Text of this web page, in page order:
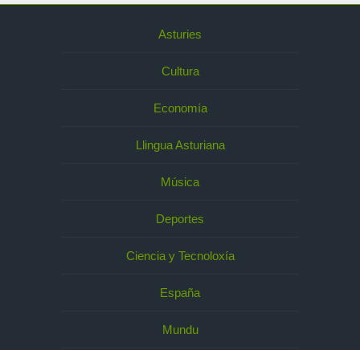
Asturies
Cultura
Economía
Llingua Asturiana
Música
Deportes
Ciencia y Tecnoloxía
España
Mundu